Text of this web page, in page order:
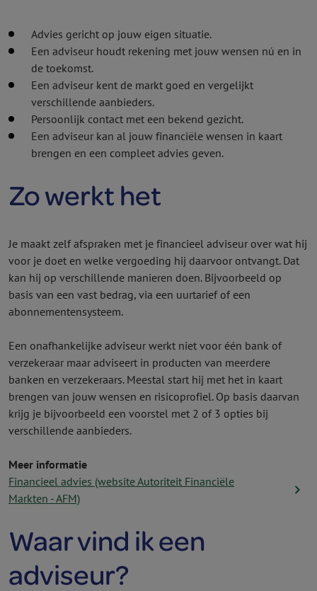
Advies gericht op jouw eigen situatie.
Een adviseur houdt rekening met jouw wensen nú en in
de toekomst.
Een adviseur kent de markt goed en vergelijkt
verschillende aanbieders.
Persoonlijk contact met een bekend gezicht.
Een adviseur kan al jouw financiële wensen in kaart
brengen en een compleet advies geven.
Zo werkt het
Je maakt zelf afspraken met je financieel adviseur over wat hij
voor je doet en welke vergoeding hij daarvoor ontvangt. Dat
kan hij op verschillende manieren doen. Bijvoorbeeld op
basis van een vast bedrag, via een uurtarief of een
abonnementen­systeem.
Een onafhankelijke adviseur werkt niet voor één bank of
verzekeraar maar adviseert in producten van meerdere
banken en verzekeraars. Meestal start hij met het in kaart
brengen van jouw wensen en risicoprofiel. Op basis daarvan
krijg je bijvoorbeeld een voorstel met 2 of 3 opties bij
verschillende aanbieders.
Meer informatie
Financieel advies (website Autoriteit Financiële
Markten - AFM)
navigate_next
Waar vind ik een
adviseur?